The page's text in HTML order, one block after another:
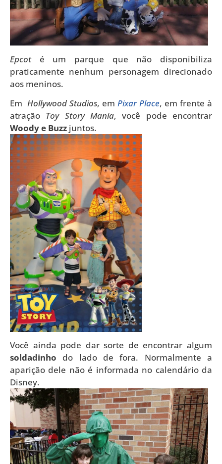
Epcot é um parque que não disponibiliza
praticamente nenhum personagem direcionado
aos meninos.
Em Hollywood Studios, em Pixar Place, em frente à
atração Toy Story Mania, você pode encontrar
Woody e Buzz juntos.
Você ainda pode dar sorte de encontrar algum
soldadinho do lado de fora. Normalmente a
aparição dele não é informada no calendário da
Disney.